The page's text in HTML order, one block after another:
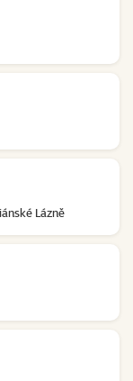
Lázně